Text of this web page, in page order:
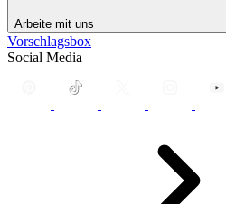
Arbeite mit uns
Vorschlagsbox
Social Media